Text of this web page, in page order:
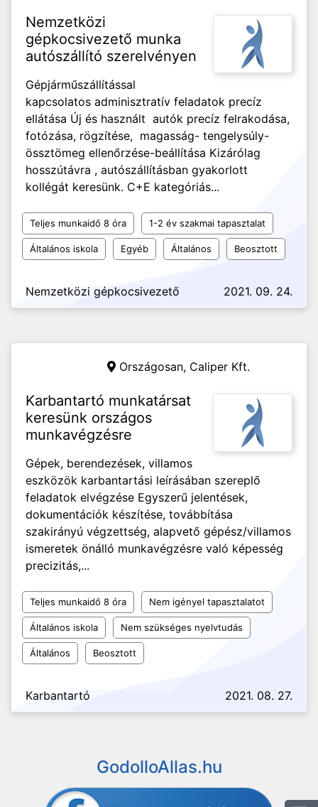
Nemzetközi
gépkocsivezető munka
autószállító szerelvényen
Gépjárműszállítással
kapcsolatos adminisztratív feladatok precíz
ellátása Új és használt autók precíz felrakodása,
fotózása, rögzítése, magasság- tengelysúly-
össztömeg ellenőrzése-beállítása Kizárólag
hosszútávra , autószállításban gyakorlott
kollégát keresünk. C+E kategóriás...
Teljes munkaidő 8 óra 1-2 év szakmai tapasztalat
Általános iskola Egyéb Általános Beosztott
Nemzetközi gépkocsivezető 2021. 09. 24.
Országosan, Caliper Kft.
Karbantartó munkatársat
keresünk országos
munkavégzésre
Gépek, berendezések, villamos
eszközök karbantartási leírásában szereplő
feladatok elvégzése Egyszerű jelentések,
dokumentációk készítése, továbbítása
szakirányú végzettség, alapvető gépész/villamos
ismeretek önálló munkavégzésre való képesség
precizitás,...
Teljes munkaidő 8 óra Nem igényel tapasztalatot
Általános iskola Nem szükséges nyelvtudás
Általános Beosztott
Karbantartó 2021. 08. 27.
GodolloAllas.hu